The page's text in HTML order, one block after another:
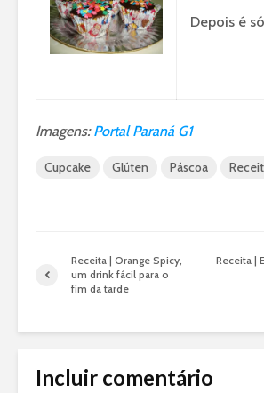
Depois é
Imagens:Portal Paraná G1
Cupcake Glúten Páscoa
Receita | Orange Spicy,
um drink fácil para o
fim da tarde
Receita |
Incluir comentário